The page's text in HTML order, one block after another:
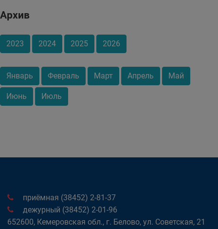
Архив
2023 2024 2025 2026
Январь Февраль Март Апрель Май
Июнь Июль
приёмная (38452) 2-81-37
дежурный (38452) 2-01-96
652600, Кемеровская обл., г. Белово, ул. Советская, 21